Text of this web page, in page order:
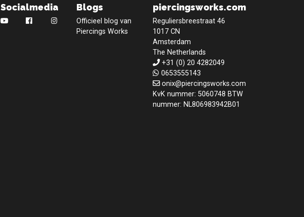
Socialmedia Blogs
Officieel blog van
Piercings Works
piercingsworks.com
Reguliersbreestraat 46
1017 CN
Amsterdam
The Netherlands
+31 (0) 20 4282049
0653555143
onix@piercingsworks.com
KvK nummer: 5060748 BTW
nummer: NL806983942B01